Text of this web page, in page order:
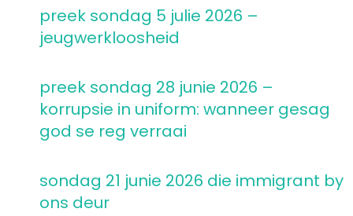
preek sondag 5 julie 2026 –
jeugwerkloosheid
preek sondag 28 junie 2026 –
korrupsie in uniform: wanneer gesag
god se reg verraai
sondag 21 junie 2026 die immigrant by
ons deur